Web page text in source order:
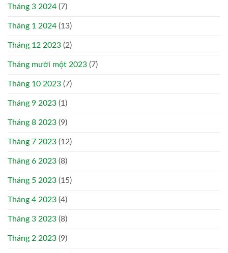
Tháng 3 2024 (7)
Tháng 1 2024 (13)
Tháng 12 2023 (2)
Tháng mười một 2023 (7)
Tháng 10 2023 (7)
Tháng 9 2023 (1)
Tháng 8 2023 (9)
Tháng 7 2023 (12)
Tháng 6 2023 (8)
Tháng 5 2023 (15)
Tháng 4 2023 (4)
Tháng 3 2023 (8)
Tháng 2 2023 (9)